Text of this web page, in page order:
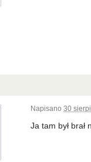
Napisano 30
Ja tam był brał